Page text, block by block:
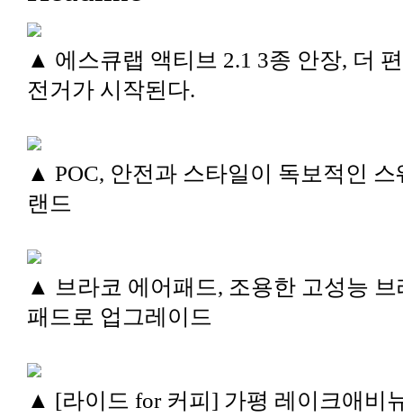
▲ 에스큐랩 액티브 2.1 3종 안장, 더
전거가 시작된다.
▲ POC, 안전과 스타일이 독보적인 스
랜드
▲ 브라코 에어패드, 조용한 고성능 브
패드로 업그레이드
▲ [라이드 for 커피] 가평 레이크애비